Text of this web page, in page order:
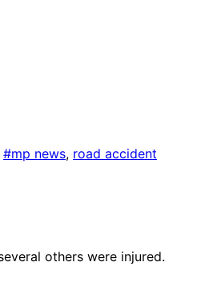
#mp news, road accident